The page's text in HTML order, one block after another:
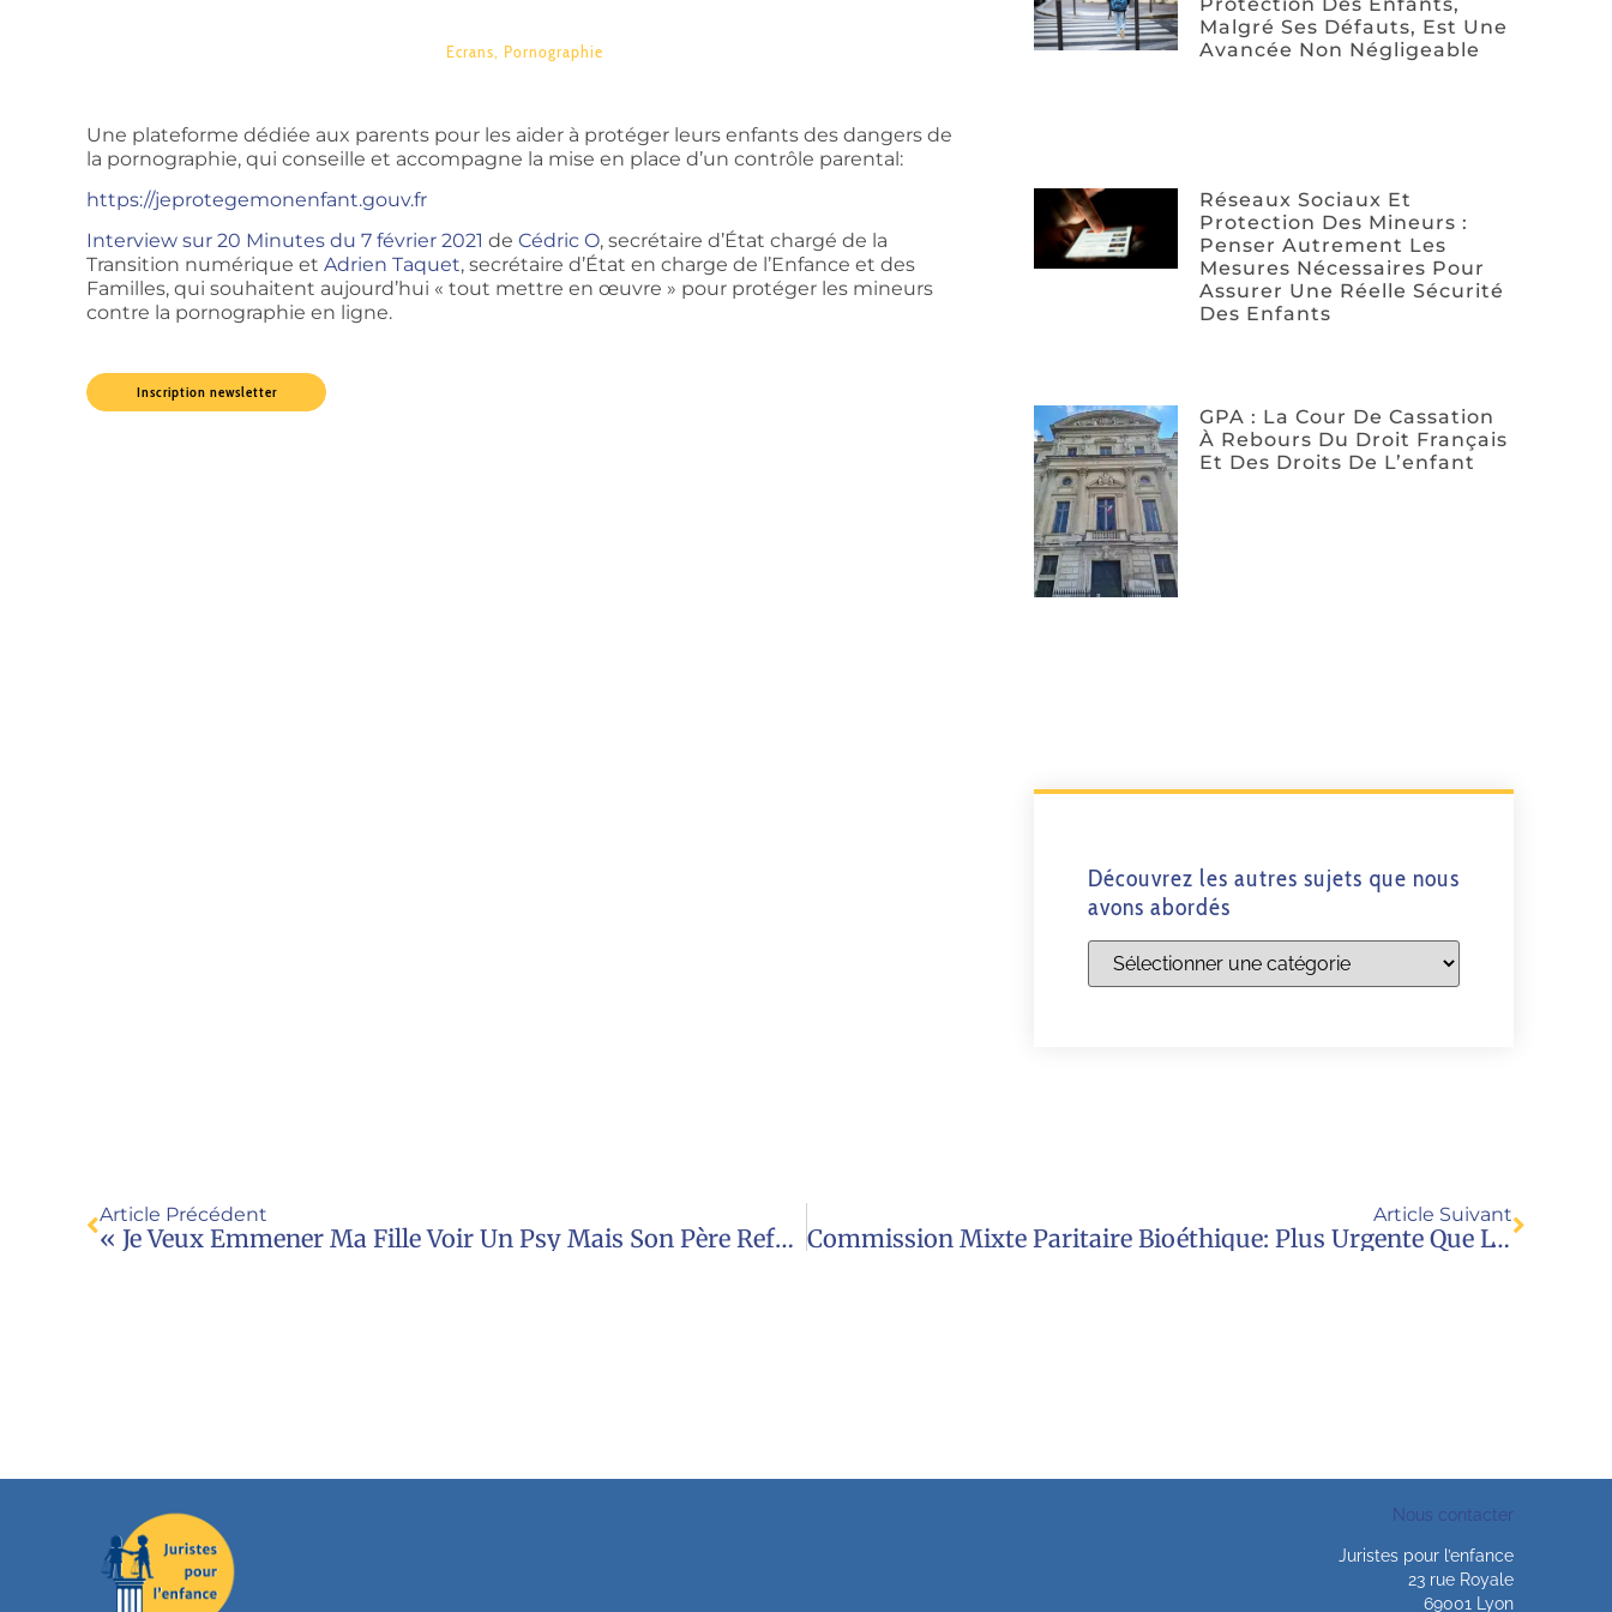
Ecrans, Pornographie
Une plateforme dédiée aux parents pour les aider à protéger leurs enfants des dangers de
la pornographie, qui conseille et accompagne la mise en place d’un contrôle parental:
https://jeprotegemonenfant.gouv.fr
Interview sur 20 Minutes du 7 février 2021 de Cédric O, secrétaire d’État chargé de la
Transition numérique et Adrien Taquet, secrétaire d’État en charge de l’Enfance et des
Familles, qui souhaitent aujourd’hui « tout mettre en œuvre » pour protéger les mineurs
contre la pornographie en ligne.
Inscription newsletter
Malgré Ses Défauts, Est Une
Avancée Non Négligeable
Réseaux Sociaux Et
Protection Des Mineurs :
Penser Autrement Les
Mesures Nécessaires Pour
Assurer Une Réelle Sécurité
Des Enfants
GPA : La Cour De Cassation
À Rebours Du Droit Français
Et Des Droits De L’enfant
Découvrez les autres sujets que nous
avons abordés
Article Précédent
« Je Veux Emmener Ma Fille Voir Un Psy Mais Son Père Refuse », CONSEILS D’EXPERTS JPE, Le Figaro
Article Suivant
Commission Mixte Paritaire Bioéthique: Plus Urgente Que L’urgence Sanitaire?
Nous contacter
Juristes pour l’enfance
23 rue Royale
69001 Lyon